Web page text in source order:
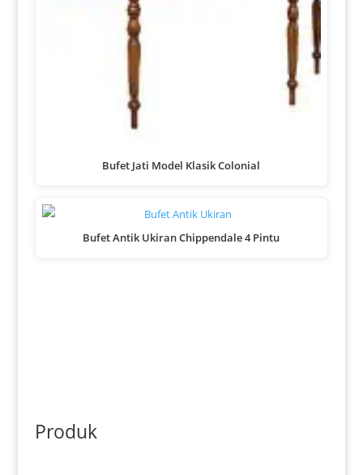
Bufet Jati Model Klasik Colonial
Bufet Antik Ukiran Chippendale 4 Pintu
Produk